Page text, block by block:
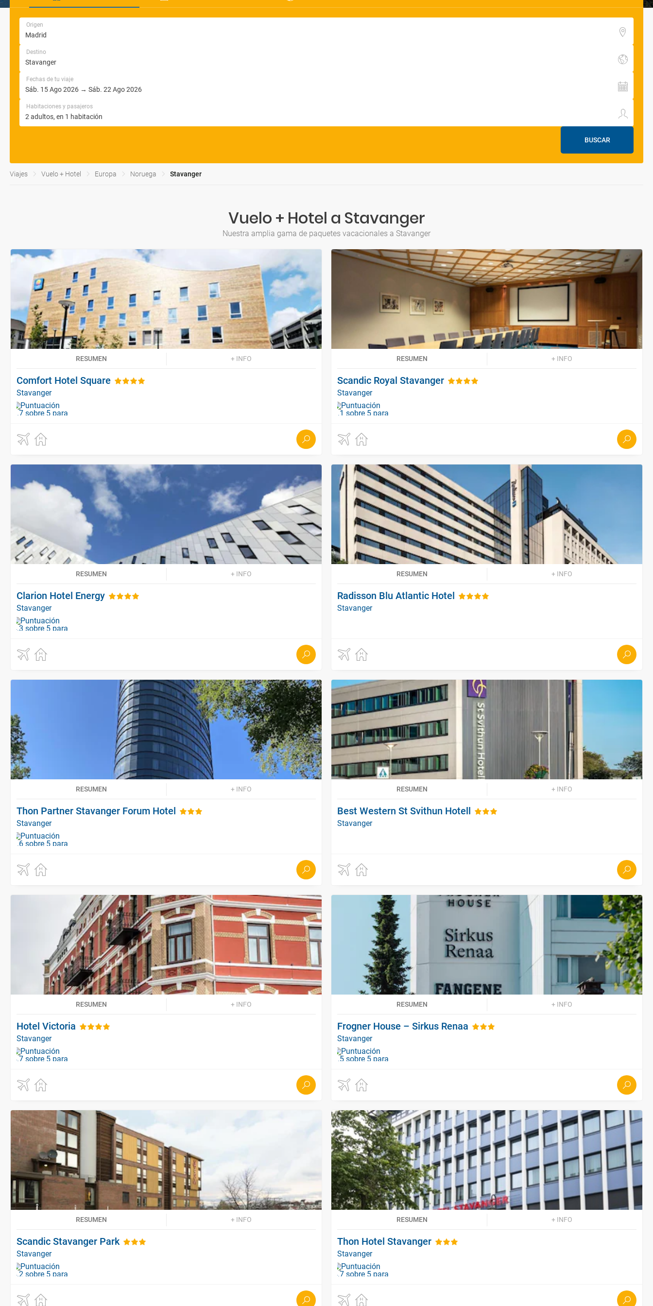
Origen
Destino
Fechas de tu viaje
Habitaciones y pasajeros
BUSCAR
Viajes Vuelo + Hotel Europa Noruega Stavanger
Vuelo + Hotel a Stavanger
Nuestra amplia gama de paquetes vacacionales a Stavanger
RESUMEN + INFO
Comfort Hotel Square
Stavanger
RESUMEN + INFO
Scandic Royal Stavanger
Stavanger
RESUMEN + INFO
Clarion Hotel Energy
Stavanger
RESUMEN + INFO
Radisson Blu Atlantic Hotel
Stavanger
RESUMEN + INFO
Thon Partner Stavanger Forum Hotel
Stavanger
RESUMEN + INFO
Best Western St Svithun Hotell
Stavanger
RESUMEN + INFO
Hotel Victoria
Stavanger
RESUMEN + INFO
Frogner House – Sirkus Renaa
Stavanger
RESUMEN + INFO
Scandic Stavanger Park
Stavanger
RESUMEN + INFO
Thon Hotel Stavanger
Stavanger